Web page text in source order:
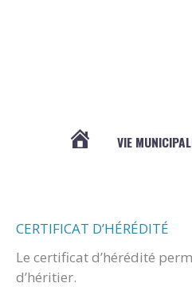
VIE
CERTIFICAT D’HÉRÉDITÉ
Le certificat d’hérédité
d’héritier.